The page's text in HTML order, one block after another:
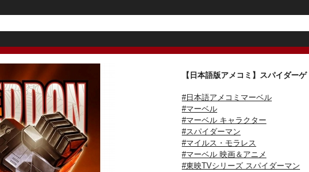
【日本語版アメコミ】スパイダ
#日本語アメコミマーベル
#マーベル
#マーベル キャラクター
#スパイダーマン
#マイルス・モラレス
#マーベル 映画＆アニメ
#東映TVシリーズ スパイダーマン